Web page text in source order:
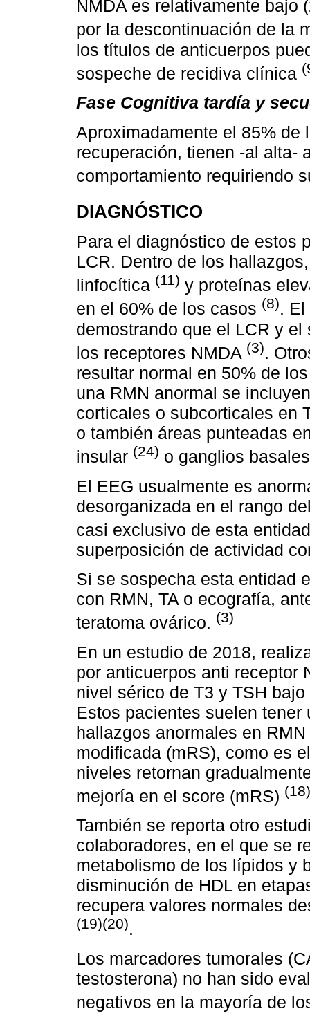
NMDA es relativamente bajo
por la descontinuación de la
los títulos de anticuerpos
sospeche de recidiva clínica
Fase Cognitiva tardía y
Aproximadamente el 85%
recuperación, tienen -al alta-
comportamiento requiriendo
DIAGNÓSTICO
Para el diagnóstico de estos
LCR. Dentro de los
linfocítica (11) y proteínas
en el 60% de los casos (8).
demostrando que el LCR y
los receptores NMDA (3).
resultar normal en 50% de
una RMN anormal se
corticales o subcorticales en
o también áreas punteadas
insular (24) o ganglios
El EEG usualmente es
desorganizada en el rango
casi exclusivo de esta
superposición de actividad
Si se sospecha esta entidad
con RMN, TA o ecografía,
teratoma ovárico. (3)
En un estudio de 2018,
por anticuerpos anti receptor
nivel sérico de T3 y TSH
Estos pacientes suelen
hallazgos anormales en
modificada (mRS), como es
niveles retornan
mejoría en el score (mRS)
También se reporta otro
colaboradores, en el que se
metabolismo de los lípidos y
disminución de HDL en
recupera valores normales
(19)(20).
Los marcadores tumorales
testosterona) no han sido
negativos en la mayoría de